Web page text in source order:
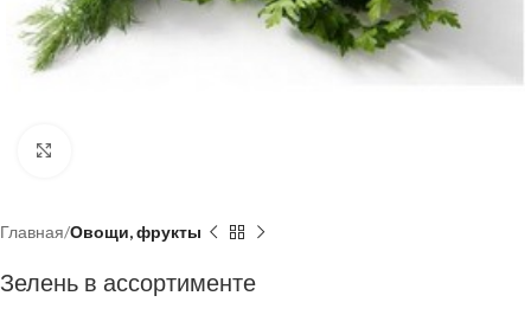
Главная Овощи, фрукты
Зелень в ассортименте